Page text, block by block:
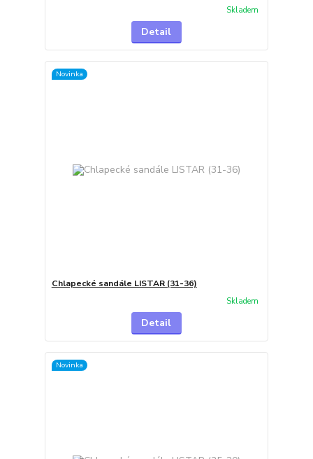
Skladem
Detail
Novinka
Chlapecké sandále LISTAR (31-36)
Skladem
Detail
Novinka